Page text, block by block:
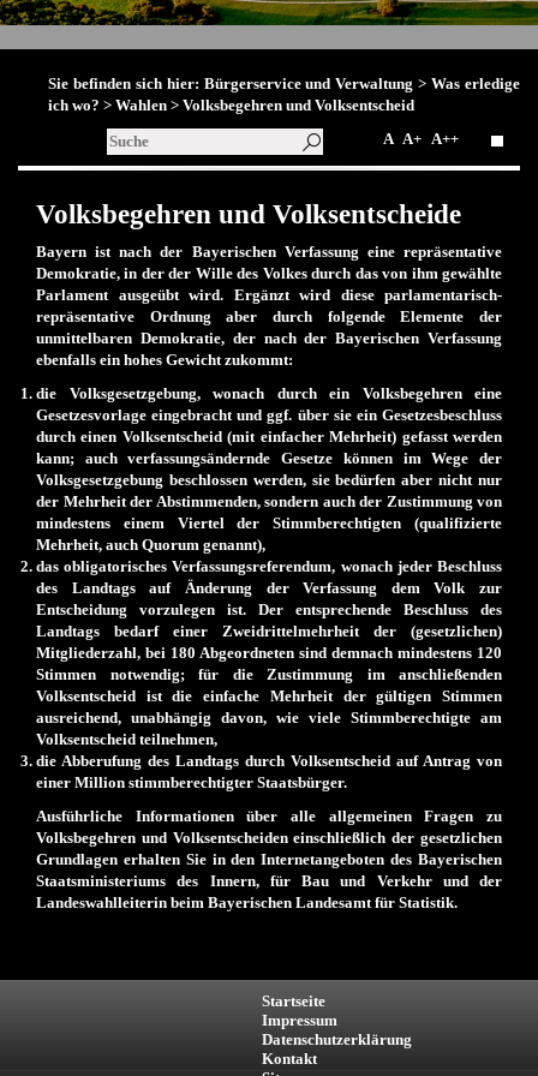
Sie befinden sich hier: Bürgerservice und Verwaltung >Was erledige
ich wo? > Wahlen > Volksbegehren und Volksentscheid
A A+ A++
Volksbegehren und Volksentscheide
Bayern ist nach der Bayerischen Verfassung eine repräsentative
Demokratie, in der der Wille des Volkes durch das von ihm gewählte
Parlament ausgeübt wird. Ergänzt wird diese parlamentarisch-
repräsentative Ordnung aber durch folgende Elemente der
unmittelbaren Demokratie, der nach der Bayerischen Verfassung
ebenfalls ein hohes Gewicht zukommt:
die Volksgesetzgebung, wonach durch ein Volksbegehren eine
Gesetzesvorlage eingebracht und ggf. über sie ein Gesetzesbeschluss
durch einen Volksentscheid (mit einfacher Mehrheit) gefasst werden
kann; auch verfassungsändernde Gesetze können im Wege der
Volksgesetzgebung beschlossen werden, sie bedürfen aber nicht nur
der Mehrheit der Abstimmenden, sondern auch der Zustimmung von
mindestens einem Viertel der Stimmberechtigten (qualifizierte
Mehrheit, auch Quorum genannt),
das obligatorisches Verfassungsreferendum, wonach jeder Beschluss
des Landtags auf Änderung der Verfassung dem Volk zur
Entscheidung vorzulegen ist. Der entsprechende Beschluss des
Landtags bedarf einer Zweidrittelmehrheit der (gesetzlichen)
Mitgliederzahl, bei 180 Abgeordneten sind demnach mindestens 120
Stimmen notwendig; für die Zustimmung im anschließenden
Volksentscheid ist die einfache Mehrheit der gültigen Stimmen
ausreichend, unabhängig davon, wie viele Stimmberechtigte am
Volksentscheid teilnehmen,
die Abberufung des Landtags durch Volksentscheid auf Antrag von
einer Million stimmberechtigter Staatsbürger.
Ausführliche Informationen über alle allgemeinen Fragen zu
Volksbegehren und Volksentscheiden einschließlich der gesetzlichen
Grundlagen erhalten Sie in den Internetangeboten des Bayerischen
Staatsministeriums des Innern, für Bau und Verkehr und der
Landeswahlleiterin beim Bayerischen Landesamt für Statistik.
Startseite
Impressum
Datenschutzerklärung
Kontakt